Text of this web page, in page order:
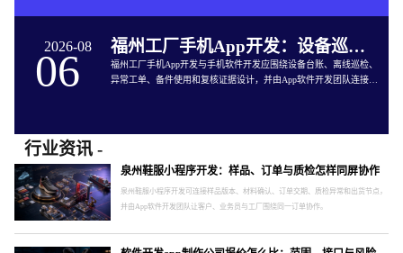
2026-08
06 福州工厂手机App开发：设备巡检如何兼顾离线与追责
福州工厂手机App开发与手机软件开发应围绕设备台账、离线巡检、
异常工单、备件使用和复核证据设计，并由App软件开发团队连接生
行业资讯 -
泉州鞋服小程序开发：样品、订单与质检怎样同屏协作
泉州鞋服小程序开发可连接样品版本、材料确认、订单交期、质检异常和出货节点，
并由App软件开发团队让客户、业务员与工厂围绕同一订单协作。